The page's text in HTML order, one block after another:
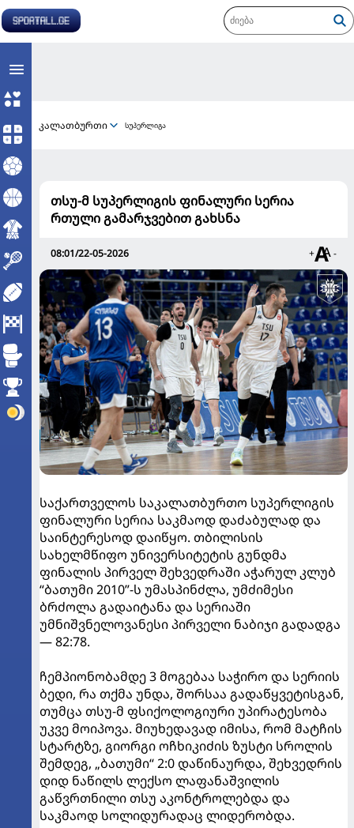
კალათბურთი სუპერლიგა
თსუ-მ სუპერლიგის ფინალური სერია
რთული გამარჯვებით გახსნა
08:01/22-05-2026 + -
საქართველოს საკალათბურთო სუპერლიგის
ფინალური სერია საკმაოდ დაძაბულად და
საინტერესოდ დაიწყო. თბილისის
სახელმწიფო უნივერსიტეტის გუნდმა
ფინალის პირველ შეხვედრაში აჭარულ კლუბ
“ბათუმი 2010”-ს უმასპინძლა, უმძიმესი
ბრძოლა გადაიტანა და სერიაში
უმნიშვნელოვანესი პირველი ნაბიჯი გადადგა
— 82:78.
ჩემპიონობამდე 3 მოგებაა საჭირო და სერიის
ბედი, რა თქმა უნდა, შორსაა გადაწყვეტისგან,
თუმცა თსუ-მ ფსიქოლოგიური უპირატესობა
უკვე მოიპოვა. მიუხედავად იმისა, რომ მატჩის
სტარტზე, გიორგი ოჩხიკიძის ზუსტი სროლის
შემდეგ, „ბათუმი“ 2:0 დაწინაურდა, შეხვედრის
დიდ ნაწილს ლექსო ლაფანაშვილის
გაწვრთნილი თსუ აკონტროლებდა და
საკმაოდ სოლიდურადაც ლიდერობდა.